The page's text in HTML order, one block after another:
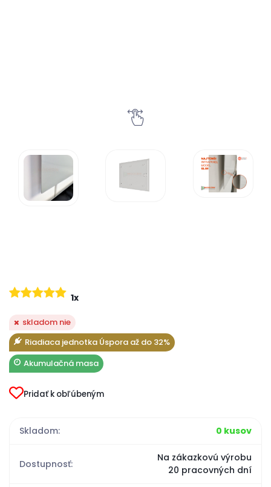
skladom nie
Riadiaca jednotka Úspora až do 32%
Akumulačná masa
1x
Pridať k obľúbeným
Skladom: 0 kusov
Dostupnosť:
Na zákazkovú výrobu
20 pracovných dní